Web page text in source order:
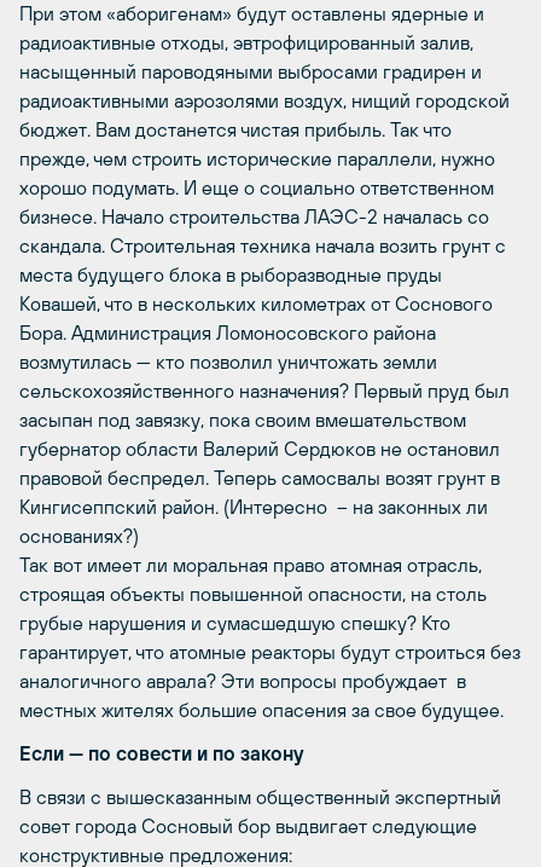
При этом «аборигенам» будут оставлены ядерные и
радиоактивные отходы, эвтрофицированный залив,
насыщенный пароводяными выбросами градирен и
радиоактивными аэрозолями воздух, нищий городской
бюджет. Вам достанется чистая прибыль. Так что
прежде, чем строить исторические параллели, нужно
хорошо подумать. И еще о социально ответственном
бизнесе. Начало строительства ЛАЭС-2 началась со
скандала. Строительная техника начала возить грунт с
места будущего блока в рыборазводные пруды
Ковашей, что в нескольких километрах от Соснового
Бора. Администрация Ломоносовского района
возмутилась — кто позволил уничтожать земли
сельскохозяйственного назначения? Первый пруд был
засыпан под завязку, пока своим вмешательством
губернатор области Валерий Сердюков не остановил
правовой беспредел. Теперь самосвалы возят грунт в
Кингисеппский район. (Интересно – на законных ли
основаниях?)
Так вот имеет ли моральная право атомная отрасль,
строящая объекты повышенной опасности, на столь
грубые нарушения и сумасшедшую спешку? Кто
гарантирует, что атомные реакторы будут строиться без
аналогичного аврала? Эти вопросы пробуждает в
местных жителях большие опасения за свое будущее.
Если — по совести и по закону
В связи с вышесказанным общественный экспертный
совет города Сосновый бор выдвигает следующие
конструктивные предложения: